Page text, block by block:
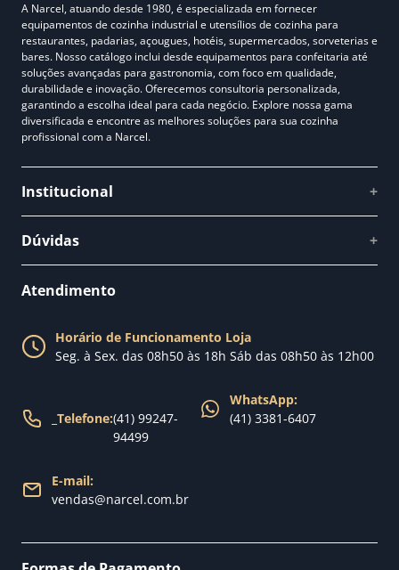
A Narcel, atuando desde 1980, é especializada em fornecer
equipamentos de cozinha industrial e utensílios de cozinha para
restaurantes, padarias, açougues, hotéis, supermercados, sorveterias e
bares. Nosso catálogo inclui desde equipamentos para confeitaria até
soluções avançadas para gastronomia, com foco em qualidade,
durabilidade e inovação. Oferecemos consultoria personalizada,
garantindo a escolha ideal para cada negócio. Explore nossa gama
diversificada e encontre as melhores soluções para sua cozinha
profissional com a Narcel.
Institucional +
Fale conosco
Nossa loja
Dúvidas +
Política de Trocas
Política de Entrega
Atendimento
Horário de Funcionamento Loja
Seg. à Sex. das 08h50 às 18h Sáb das 08h50 às 12h00
Telefone:(41) 99247-
94499
WhatsApp:
(41) 3381-6407
E-mail:
vendas@narcel.com.br